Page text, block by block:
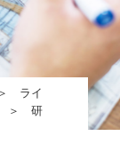
ライ
研